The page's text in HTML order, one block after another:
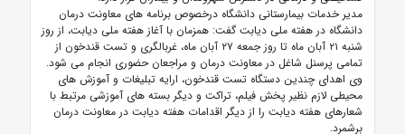
مدیر خدمات بیمارستانی دانشگاه درخصوص برنامه های معاونت درمان
دانشگاه در هفته ملی دیابت گفت: همزمان با آغاز هفته ملی دیابت، از روز
شنبه ۲۱ آبان ماه تا روز جمعه ۲۷ آبان ماه، غربالگری و تست قندخون از
تمامی پرسنل شاغل در معاونت درمان و مراجعان حضوری انجام می شود.
وی اهدای چندین دستگاه تست قندخون، ارایه تبلیغات و آموزش های
محیطی لازم نظیر پخش فیلم، تراکت و دیگر بسته های آموزشی مرتبط با
شعارهای هفته دیابت را از دیگر اقدامات هفته دیابت در معاونت درمان
برشمرد.